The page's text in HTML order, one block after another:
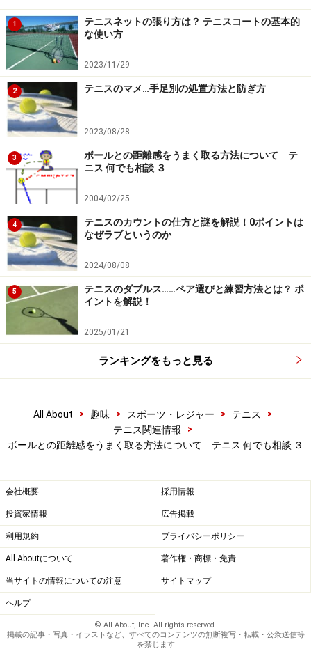
1
テニスネットの張り方は？ テニスコートの基本的
な使い方
2023/11/29
2 テニスのマメ…手足別の処置方法と防ぎ方
2023/08/28
3
ボールとの距離感をうまく取る方法について テ
ニス 何でも相談 ３
2004/02/25
4
テニスのカウントの仕方と謎を解説！0ポイントは
なぜラブというのか
2024/08/08
5
テニスのダブルス……ペア選びと練習方法とは？ ポ
イントを解説！
2025/01/21
ランキングをもっと見る
All About > 趣味 > スポーツ・レジャー > テニス
>
テニス関連情報
>
ボールとの距離感をうまく取る方法について テニス 何でも相談 ３
会社概要 採用情報
投資家情報 広告掲載
利用規約 プライバシーポリシー
All Aboutについて 著作権・商標・免責
当サイトの情報についての注意 サイトマップ
ヘルプ
© All About, Inc. All rights reserved.
掲載の記事・写真・イラストなど、すべてのコンテンツの無断複写・転載・公衆送信等
を禁じます